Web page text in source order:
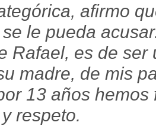
afirmo
le pueda
Rafael, es de ser
madre, de mis
13 años
respeto.